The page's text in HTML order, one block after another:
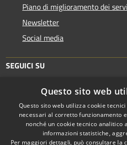
Piano di miglioramento dei
Newsletter
Social media
SEGUICI SU
RSS
Questo sito web
Questo sito web utilizza cookie
necessari al corretto funzionamento
nonché un cookie tecnico analitico
informazioni statistiche,
Per maggiori dettagli, può consultare la